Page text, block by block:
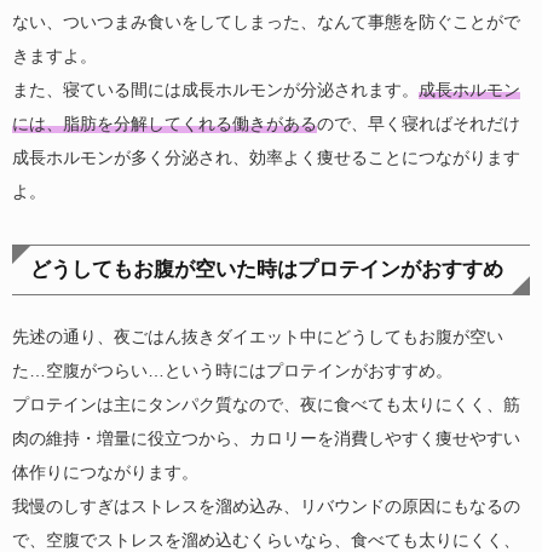
ない、ついつまみ食いをしてしまった、なんて事態を防ぐことがで
きますよ。
また、寝ている間には成長ホルモンが分泌されます。 成長ホルモン
には、脂肪を分解してくれる働きがあるので、早く寝ればそれだけ
成長ホルモンが多く分泌され、効率よく痩せることにつながります
よ。
どうしてもお腹が空いた時はプロテインがおすすめ
先述の通り、夜ごはん抜きダイエット中にどうしてもお腹が空い
た…空腹がつらい…という時にはプロテインがおすすめ。
プロテインは主にタンパク質なので、夜に食べても太りにくく、筋
肉の維持・増量に役立つから、カロリーを消費しやすく痩せやすい
体作りにつながります。
我慢のしすぎはストレスを溜め込み、リバウンドの原因にもなるの
で、空腹でストレスを溜め込むくらいなら、食べても太りにくく、